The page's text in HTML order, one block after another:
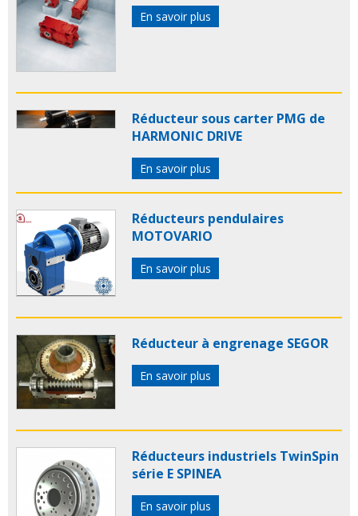
En savoir plus
Réducteur sous carter PMG de
HARMONIC DRIVE
En savoir plus
Réducteurs pendulaires
MOTOVARIO
En savoir plus
Réducteur à engrenage SEGOR
En savoir plus
Réducteurs industriels TwinSpin
série E SPINEA
En savoir plus